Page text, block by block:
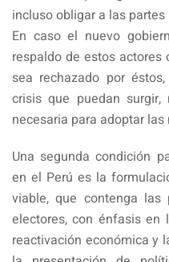
incluso obligar a las
En caso el nuevo
respaldo de estos actores
sea rechazado por
crisis que puedan
necesaria para adoptar
Una segunda condición
en el Perú es la
viable, que contenga las
electores, con énfasis en
reactivación económica y